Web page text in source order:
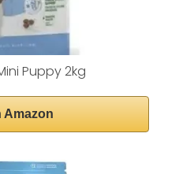
Puppy 2kg
Amazon